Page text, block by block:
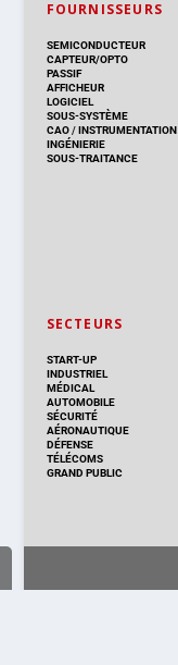
FOURNISSEURS
SEMICONDUCTEUR
CAPTEUR/OPTO
PASSIF
AFFICHEUR
LOGICIEL
SOUS-SYSTÈME
CAO/INSTRUMENTATION
INGÉNIERIE
SOUS-TRAITANCE
SECTEURS
START-UP
INDUSTRIEL
MÉDICAL
AUTOMOBILE
SÉCURITÉ
AÉRONAUTIQUE
DÉFENSE
TÉLÉCOMS
GRAND PUBLIC